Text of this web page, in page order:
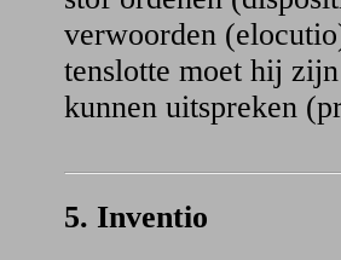
verwoorden
tenslotte moet hij
kunnen uitspreken
5. Inventio